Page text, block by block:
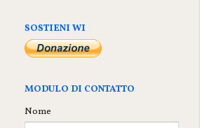
SOSTIENI WI
MODULO DI CONTATTO
Nome